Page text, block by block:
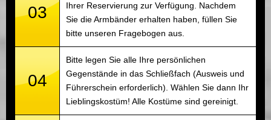
03
Ihrer Reservierung zur Verfügung. Nachdem
Sie die Armbänder erhalten haben, füllen Sie
bitte unseren Fragebogen aus.
04
Bitte legen Sie alle Ihre persönlichen
Gegenstände in das Schließfach (Ausweis und
Führerschein erforderlich). Wählen Sie dann Ihr
Lieblingskostüm! Alle Kostüme sind gereinigt.